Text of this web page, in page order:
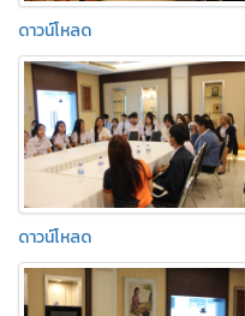
ดาวน์โหลด
ดาวน์โหลด